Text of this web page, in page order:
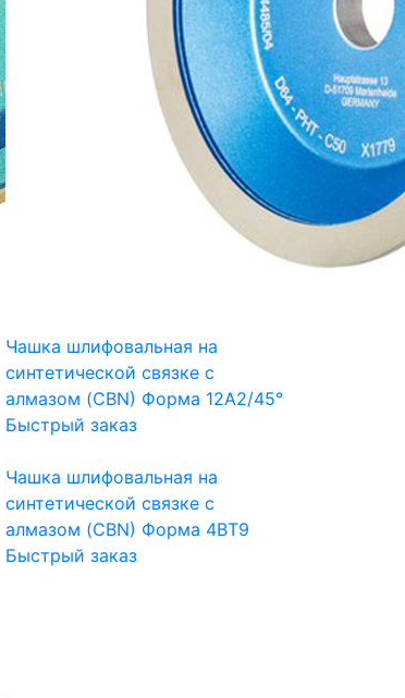
Чашка шлифовальная на
синтетической связке с
алмазом (CBN) Форма 12A2/45°
Быстрый заказ
Чашка шлифовальная на
синтетической связке с
алмазом (CBN) Форма 4BT9
Быстрый заказ